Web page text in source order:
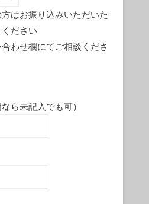
はお振り込みいただいた
ださい
わせ欄にてご相談くださ
ら未記入でも可）